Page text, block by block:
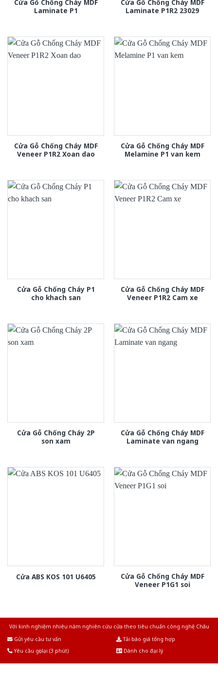
Cửa Gỗ Chống Cháy MDF
Laminate P1
Cửa Gỗ Chống Cháy MDF
Laminate P1R2 23029
Cửa Gỗ Chống Cháy MDF
Veneer P1R2 Xoan dao
Cửa Gỗ Chống Cháy MDF
Melamine P1 van kem
Cửa Gỗ Chống Cháy P1
cho khach san
Cửa Gỗ Chống Cháy MDF
Veneer P1R2 Cam xe
Cửa Gỗ Chống Cháy 2P
son xam
Cửa Gỗ Chống Cháy MDF
Laminate van ngang
Cửa ABS KOS 101 U6405
Cửa Gỗ Chống Cháy MDF
Veneer P1G1 soi
Với kinh nghiệm nhiêu năm nghiên cứu cửa theo tiêu chuẩn công nghệ Châu
Gửi yêu cầu tư vấn
Tải báo giá tổng hợp
Yêu cầu gọi lại (3 phút)
Dành cho đại lý